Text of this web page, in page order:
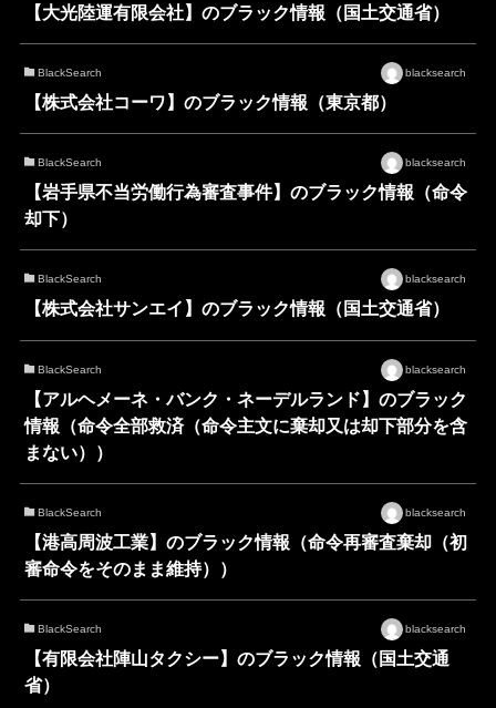
【大光陸運有限会社】のブラック情報（国土交通省）
BlackSearch blacksearch
【株式会社コーワ】のブラック情報（東京都）
BlackSearch blacksearch
【岩手県不当労働行為審査事件】のブラック情報（命令
却下）
BlackSearch blacksearch
【株式会社サンエイ】のブラック情報（国土交通省）
BlackSearch blacksearch
【アルヘメーネ・バンク・ネーデルランド】のブラック
情報（命令全部救済（命令主文に棄却又は却下部分を含
まない））
BlackSearch blacksearch
【港高周波工業】のブラック情報（命令再審査棄却（初
審命令をそのまま維持））
BlackSearch blacksearch
【有限会社陣山タクシー】のブラック情報（国土交通
省）